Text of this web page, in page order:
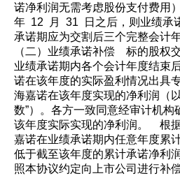
诺净利润无需考虑股份支付费用
年 12 月 31 日之后，则业绩承
承诺期应为交割后三个完整会计
（二）业绩承诺补偿 标的股权
业绩承诺期内各个会计年度结束
诺在该年度的实际盈利情况出具
海嘉诺在该年度实现的净利润（
数”）。各方一致同意经审计机
该年度实际实现的净利润。 根
嘉诺在业绩承诺期内任意年度累
低于截至该年度的累计承诺净利
照本协议约定向上市公司进行补